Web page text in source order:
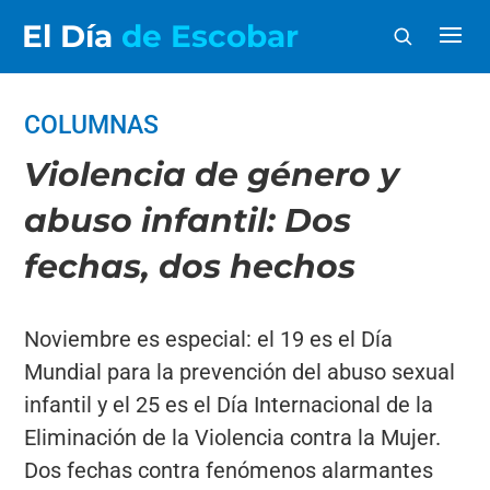
El Día de Escobar
COLUMNAS
Violencia de género y
abuso infantil: Dos
fechas, dos hechos
Noviembre es especial: el 19 es el Día
Mundial para la prevención del abuso sexual
infantil y el 25 es el Día Internacional de la
Eliminación de la Violencia contra la Mujer.
Dos fechas contra fenómenos alarmantes